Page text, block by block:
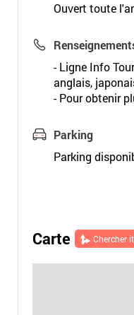
Ouvert toute
- Ligne Info
anglais,
- Pour obtenir
Parking
Parking
Carte Chercher